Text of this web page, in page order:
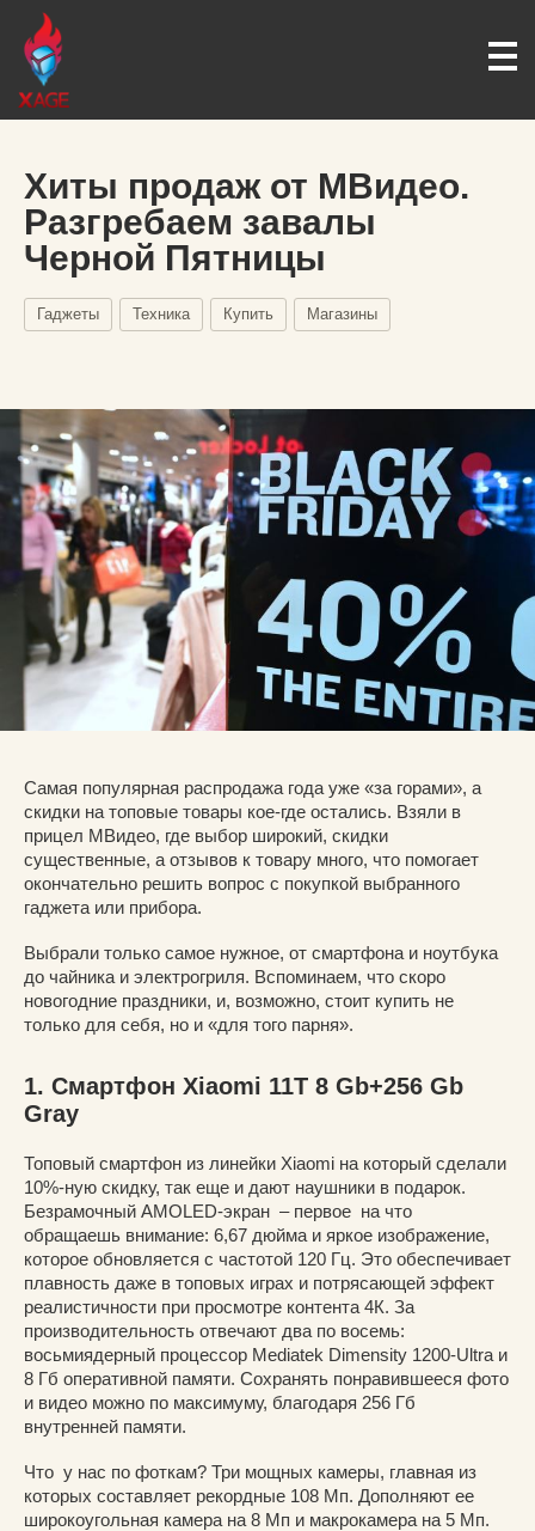
Хиты продаж от МВидео.
Разгребаем завалы
Черной Пятницы
Гаджеты Техника Купить Магазины
Самая популярная распродажа года уже «за горами», а
скидки на топовые товары кое-где остались. Взяли в
прицел МВидео, где выбор широкий, скидки
существенные, а отзывов к товару много, что помогает
окончательно решить вопрос с покупкой выбранного
гаджета или прибора.
Выбрали только самое нужное, от смартфона и ноутбука
до чайника и электрогриля. Вспоминаем, что скоро
новогодние праздники, и, возможно, стоит купить не
только для себя, но и «для того парня».
1. Смартфон Xiaomi 11T 8 Gb+256 Gb
Gray
Топовый смартфон из линейки Xiaomi на который сделали
10%-ную скидку, так еще и дают наушники в подарок.
Безрамочный AMOLED-экран – первое на что
обращаешь внимание: 6,67 дюйма и яркое изображение,
которое обновляется с частотой 120 Гц. Это обеспечивает
плавность даже в топовых играх и потрясающей эффект
реалистичности при просмотре контента 4К. За
производительность отвечают два по восемь:
восьмиядерный процессор Mediatek Dimensity 1200-Ultra и
8 Гб оперативной памяти. Сохранять понравившееся фото
и видео можно по максимуму, благодаря 256 Гб
внутренней памяти.
Что у нас по фоткам? Три мощных камеры, главная из
которых составляет рекордные 108 Мп. Дополняют ее
широкоугольная камера на 8 Мп и макрокамера на 5 Мп.